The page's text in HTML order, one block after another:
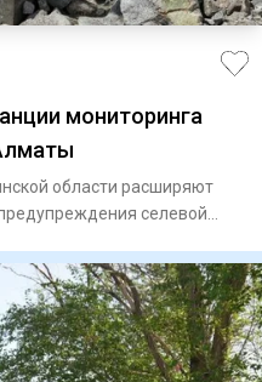
мониторинга
области расширяют
селевой